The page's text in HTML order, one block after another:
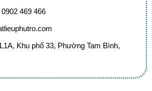
0902 469 466
Khu phố 33, Phường Tam Bình,